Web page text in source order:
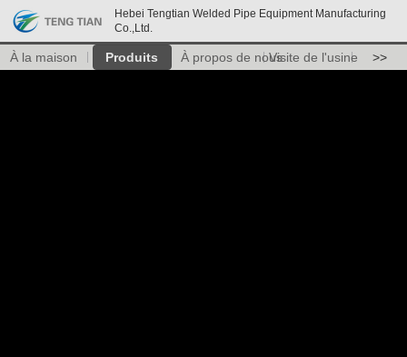
Hebei Tengtian Welded Pipe Equipment Manufacturing
Co.,Ltd.
À la maison Produits À propos de nousVisite de l'usine >>